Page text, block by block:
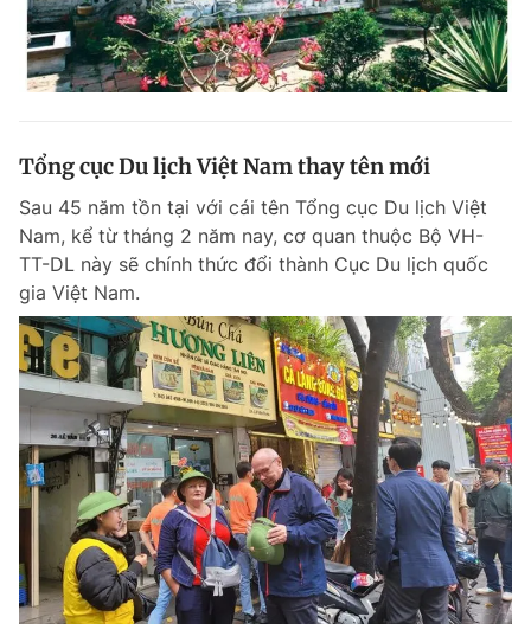
Đặt báo Quảng cáo RSS Tòa soạn Chính sách bảo
Tổng biên tập: Nguyễn Ngọc Toàn
Phó tổng biên tập: Trần Việt Hưng
Tổng thư ký tòa soạn: Đức Trung
Giấy phép xuất bản số 110/GP - BTTTT cấp ngày 24.3.2020
© 2003-2026 Bản quyền thuộc về Báo Thanh Niên. Cấm sao chép
dưới mọi hình thức nếu không có sự chấp thuận bằng văn bản.
Phát triển bởi ePi Technologies, JSC.
Tổng cục Du lịch Việt Nam thay tên mới
Sau 45 năm tồn tại với cái tên Tổng cục Du lịch Việt
Nam, kể từ tháng 2 năm nay, cơ quan thuộc Bộ VH-
TT-DL này sẽ chính thức đổi thành Cục Du lịch quốc
gia Việt Nam.